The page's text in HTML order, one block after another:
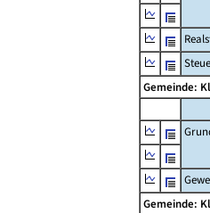
Gemeinde:
Gemeinde: